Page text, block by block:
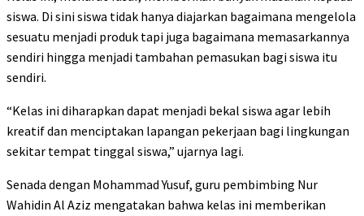
siswa. Di sini siswa tidak hanya diajarkan bagaimana mengelola
sesuatu menjadi produk tapi juga bagaimana memasarkannya
sendiri hingga menjadi tambahan pemasukan bagi siswa itu
sendiri.
“Kelas ini diharapkan dapat menjadi bekal siswa agar lebih
kreatif dan menciptakan lapangan pekerjaan bagi lingkungan
sekitar tempat tinggal siswa,” ujarnya lagi.
Senada dengan Mohammad Yusuf, guru pembimbing Nur
Wahidin Al Aziz mengatakan bahwa kelas ini memberikan